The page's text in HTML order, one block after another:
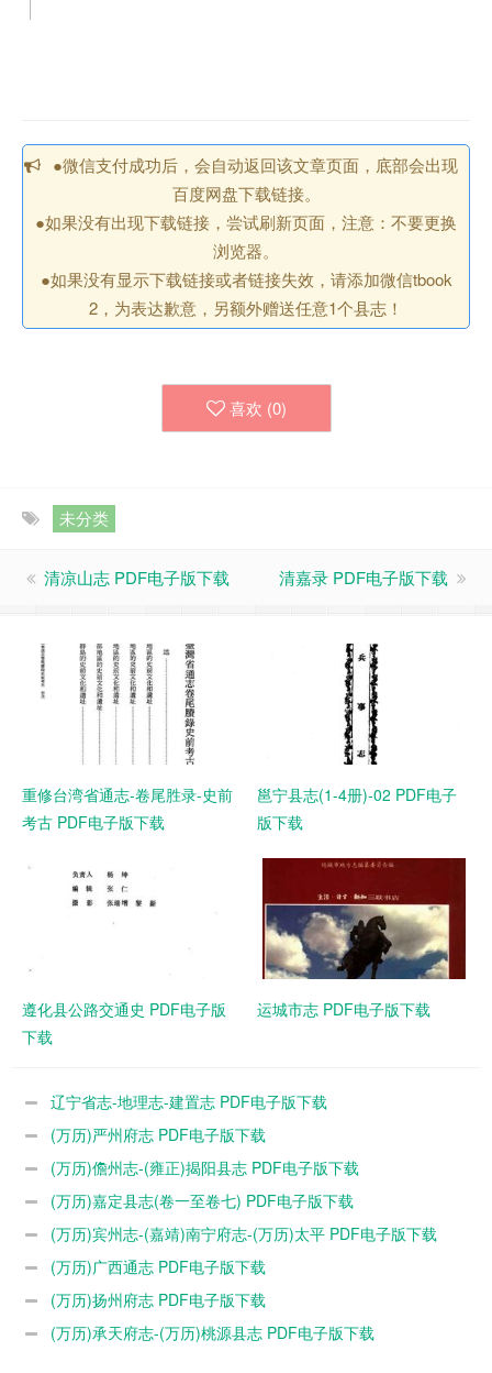
●微信支付成功后，会自动返回该文章页面，底部会出现
百度网盘下载链接。
●如果没有出现下载链接，尝试刷新页面，注意：不要更换
浏览器。
●如果没有显示下载链接或者链接失效，请添加微信tbook
2，为表达歉意，另额外赠送任意1个县志！
喜欢 (0)
未分类
清凉山志 PDF电子版下载 清嘉录 PDF电子版下载
重修台湾省通志-卷尾胜录-史前
考古 PDF电子版下载
邕宁县志(1-4册)-02 PDF电子
版下载
遵化县公路交通史 PDF电子版
下载
运城市志 PDF电子版下载
辽宁省志-地理志-建置志 PDF电子版下载
(万历)严州府志 PDF电子版下载
(万历)儋州志-(雍正)揭阳县志 PDF电子版下载
(万历)嘉定县志(卷一至卷七) PDF电子版下载
(万历)宾州志-(嘉靖)南宁府志-(万历)太平 PDF电子版下载
(万历)广西通志 PDF电子版下载
(万历)扬州府志 PDF电子版下载
(万历)承天府志-(万历)桃源县志 PDF电子版下载